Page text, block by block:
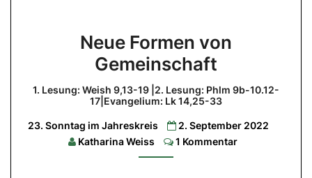
Formen
von
Gemeinschaft
1.
Weish
9,13-
Neue Formen von
Gemeinschaft
1. Lesung: Weish 9,13-19 |2. Lesung: Phlm 9b-10.12-
17|Evangelium: Lk 14,25-33
23. Sonntag im Jahreskreis
2. September 2022
Katharina Weiss
Comments
1 Kommentar